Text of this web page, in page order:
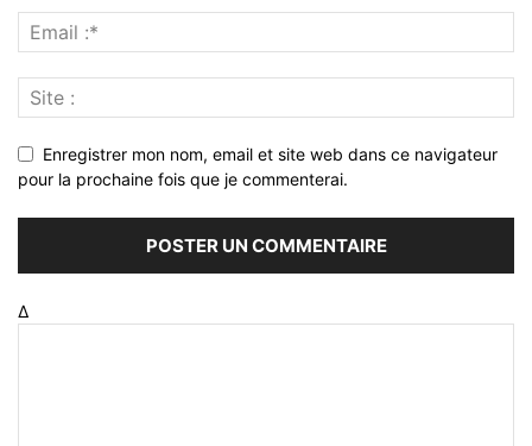
Enregistrer mon nom, email et site web dans ce navigateur
pour la prochaine fois que je commenterai.
Δ